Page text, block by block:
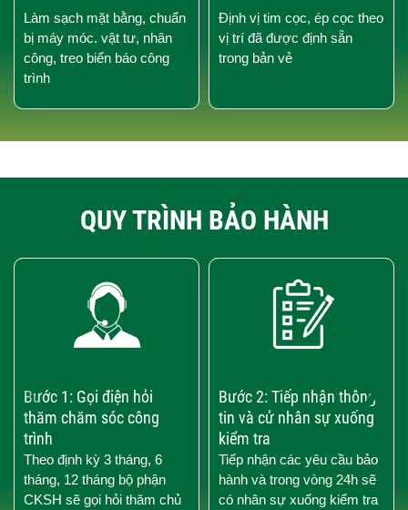
Làm sạch mặt bằng, chuẩn
bị máy móc. vật tư, nhân
công, treo biển báo công
trình
Định vị tim cọc, ép cọc theo
vị trí đã được định sẵn
trong bản vẻ
QUY TRÌNH BẢO HÀNH
Bước 1: Gọi điện hỏi
thăm chăm sóc công
trình
Theo định kỳ 3 tháng, 6
tháng, 12 tháng bộ phận
CKSH sẽ gọi hỏi thăm chủ
Bước 2: Tiếp nhận thông
tin và cử nhân sự xuống
kiểm tra
Tiếp nhận các yêu cầu bảo
hành và trong vòng 24h sẽ
có nhân sự xuống kiểm tra
›
‹